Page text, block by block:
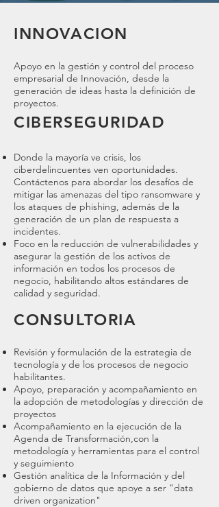
INNOVACION
Apoyo en la gestión y control del proceso
empresarial de Innovación, desde la
generación de ideas hasta la definición de
proyectos.
CIBERSEGURIDAD
Donde la mayoría ve crisis, los
ciberdelincuentes ven oportunidades.
Contáctenos para abordar los desafíos de
mitigar las amenazas del tipo ransomware y
los ataques de phishing, además de la
generación de un plan de respuesta a
incidentes.
Foco en la reducción de vulnerabilidades y
asegurar la gestión de los activos de
información en todos los procesos de
negocio, habilitando altos estándares de
calidad y seguridad.
CONSULTORIA
Revisión y formulación de la estrategia de
tecnología y de los procesos de negocio
habilitantes.
Apoyo, preparación y acompañamiento en
la adopción de metodologías y dirección de
proyectos
Acompañamiento en la ejecución de la
Agenda de Transformación,con la
metodología y herramientas para el control
y seguimiento
Gestión analítica de la Información y del
gobierno de datos que apoye a ser "data
driven organization"